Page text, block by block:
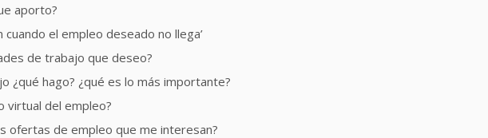
aporto?
el empleo deseado no llega’
de trabajo que deseo?
¿qué hago? ¿qué es lo más importante?
virtual del empleo?
ofertas de empleo que me interesan?